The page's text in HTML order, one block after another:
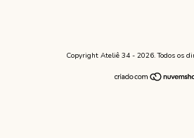
Copyright Ateliê 34 - 2026. Todos os